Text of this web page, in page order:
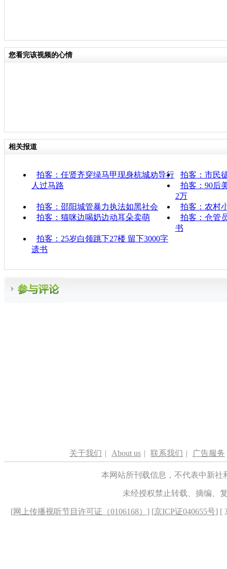
您看完该视频的心情
相关报道
拍客：任贤齐穿绿马甲现身杭城劝导行
人过马路
拍客：市民
拍客：90后
2万
拍客：邵阳城管暴力执法如黑社会
拍客：农村
拍客：猫咪边喝奶边动耳朵卖萌
拍客：仓管
书
拍客：25岁白领跳下27楼 留下3000字
遗书
关于我们 | About us | 联系我们 | 广告服务
本网站所刊载信息，不代表中新
未经授权禁止转载、摘编、
[网上传播视听节目许可证（0106168） ] [京ICP证040655号] [